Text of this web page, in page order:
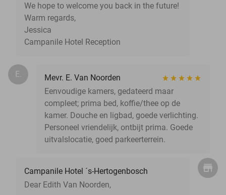
We hope to welcome you back in the future!
Warm regards,
Jessica
Campanile Hotel Reception
E.
Mevr. E. Van Noorden
Eenvoudige kamers, gedateerd maar
compleet; prima bed, koffie/thee op de
kamer. Douche en ligbad, goede verlichting.
Personeel vriendelijk, ontbijt prima. Goede
uitvalslocatie, goed parkeerterrein.
Campanile Hotel ´s-Hertogenbosch
Dear Edith Van Noorden,